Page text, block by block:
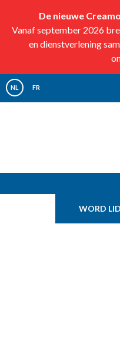
De nieuwe
Vanaf september 2026
en dienstverlening
NL FR
WORD LID